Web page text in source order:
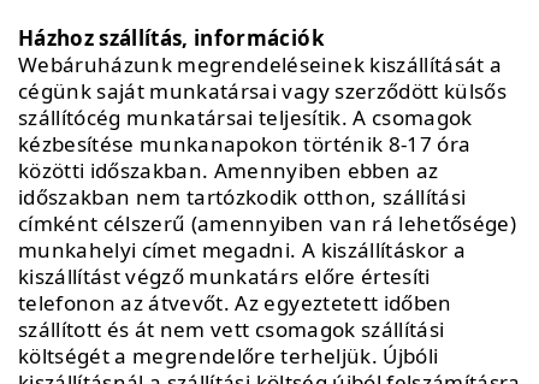
Házhoz szállítás, információk
Webáruházunk megrendeléseinek kiszállítását a
cégünk saját munkatársai vagy szerződött külsős
szállítócég munkatársai teljesítik. A csomagok
kézbesítése munkanapokon történik 8-17 óra
közötti időszakban. Amennyiben ebben az
időszakban nem tartózkodik otthon, szállítási
címként célszerű (amennyiben van rá lehetősége)
munkahelyi címet megadni. A kiszállításkor a
kiszállítást végző munkatárs előre értesíti
telefonon az átvevőt. Az egyeztetett időben
szállított és át nem vett csomagok szállítási
költségét a megrendelőre terheljük. Újbóli